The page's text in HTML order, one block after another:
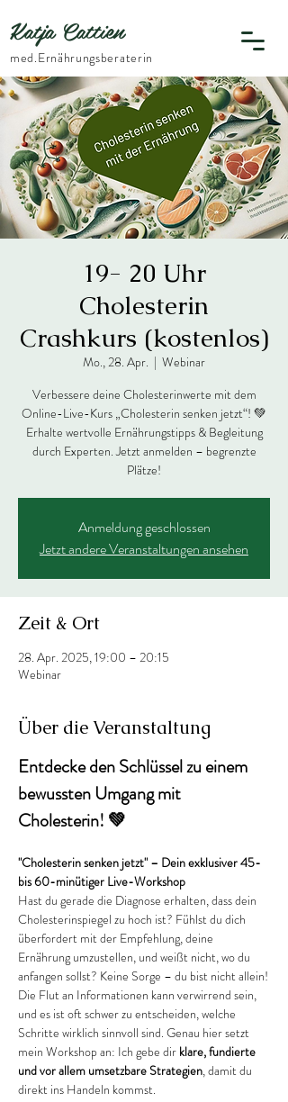
Katja Cattien
​med.Ernährungsberaterin
19- 20 Uhr
Cholesterin
Crashkurs (kostenlos)
Mo., 28. Apr.
  |
Webinar
Verbessere deine Cholesterinwerte mit dem
Online-Live-Kurs „Cholesterin senken jetzt“! 💚
Erhalte wertvolle Ernährungstipps & Begleitung
durch Experten. Jetzt anmelden – begrenzte
Plätze!
Anmeldung geschlossen
Jetzt andere Veranstaltungen ansehen
Zeit & Ort
28. Apr. 2025, 19:00 – 20:15
Webinar
Über die Veranstaltung
Entdecke den Schlüssel zu einem
bewussten Umgang mit
Cholesterin! 💚
"Cholesterin senken jetzt" – Dein exklusiver 45-
bis 60-minütiger Live-Workshop
Hast du gerade die Diagnose erhalten, dass dein
Cholesterinspiegel zu hoch ist? Fühlst du dich
überfordert mit der Empfehlung, deine
Ernährung umzustellen, und weißt nicht, wo du
anfangen sollst? Keine Sorge – du bist nicht allein!
Die Flut an Informationen kann verwirrend sein,
und es ist oft schwer zu entscheiden, welche
Schritte wirklich sinnvoll sind. Genau hier setzt
mein Workshop an: Ich gebe dir klare, fundierte
und vor allem umsetzbare Strategien, damit du
direkt ins Handeln kommst.